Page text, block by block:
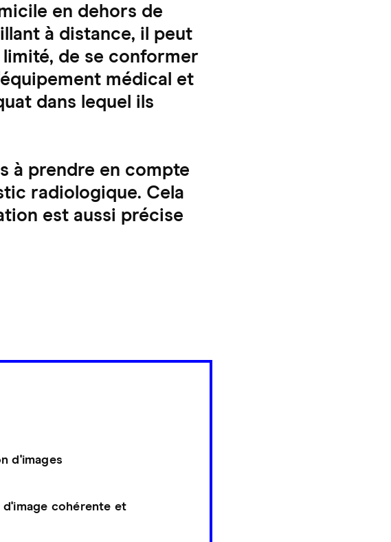
en dehors de
à distance, il peut
de se conformer
médical et
dans lequel ils
à prendre en compte
radiologique. Cela
est aussi précise
d'images
cohérente et